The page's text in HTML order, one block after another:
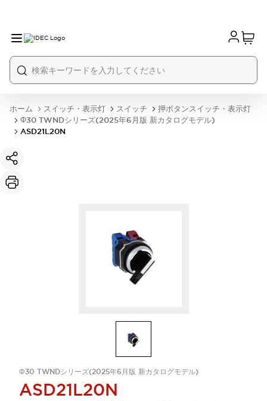
ホーム スイッチ・表示灯 スイッチ
押ボタンスイッチ・表示灯
Φ30 TWNDシリーズ(2025年6月版 新カタログモデル)
ASD21L20N
Φ30 TWNDシリーズ(2025年6月版 新カタログモデル)
ASD21L20N